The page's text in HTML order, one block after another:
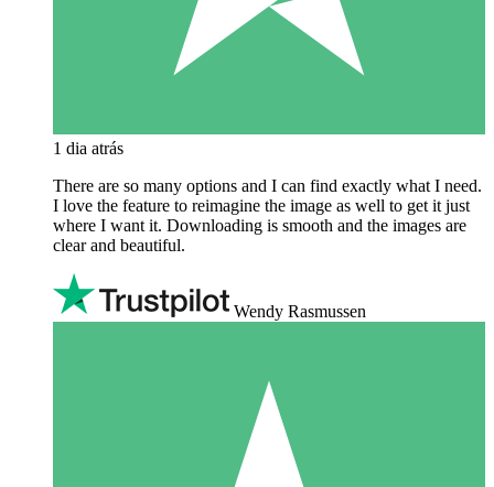
1 dia atrás
There are so many options and I can find exactly what I need.
I love the feature to reimagine the image as well to get it just
where I want it. Downloading is smooth and the images are
clear and beautiful.
Wendy Rasmussen